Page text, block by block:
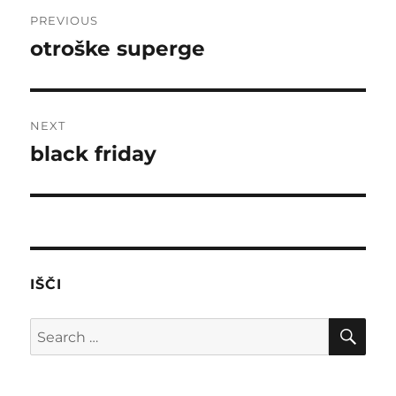
navigation
PREVIOUS
Previous
otroške superge
NEXT
Next
black friday
IŠČI
Search
for: